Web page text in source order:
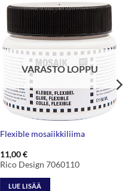
VARASTO LOPPU
Flexible mosaiikkiliima
11,00€
Rico Design 7060110
LUE LISÄÄ